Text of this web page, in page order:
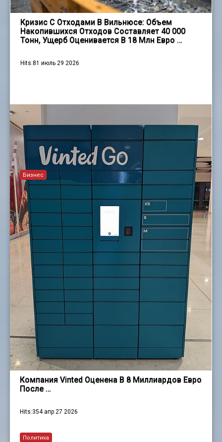
Кризис С Отходами В Вильнюсе: Объем
Накопившихся Отходов Составляет 40 000
Тонн, Ущерб Оценивается В 18 Млн Евро …
Hits:81 июль 29 2026
Компания Vinted Оценена В 8 Миллиардов Евро
После …
Hits:354 апр 27 2026
Бизнес
Политика